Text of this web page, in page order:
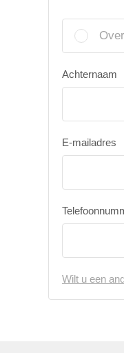
Achternaam
E-mailadres
Wilt u een